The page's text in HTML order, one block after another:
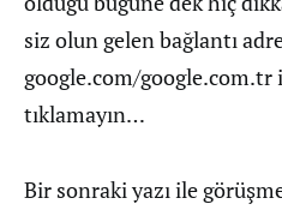
siz olun gelen bağlantı
google.com/
tıklamayın…
Bir sonraki yazı ile